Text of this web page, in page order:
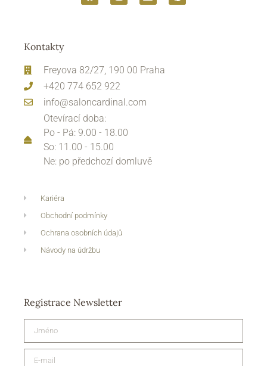
Kontakty
Freyova 82/27, 190 00 Praha
+420 774 652 922
info@saloncardinal.com
Otevírací doba:
Po - Pá: 9.00 - 18.00
So: 11.00 - 15.00
Ne: po předchozí domluvě
Kariéra
Obchodní podmínky
Ochrana osobních údajů
Návody na údržbu
Registrace Newsletter